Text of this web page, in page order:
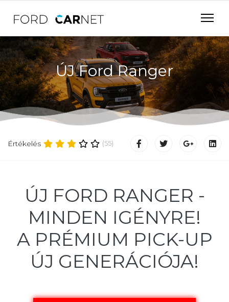
ÚJ Ford Ranger
Értékelés (55)
ÚJ FORD RANGER -
MINDEN IGÉNYRE!
A PRÉMIUM PICK-UP
ÚJ GENERÁCIÓJA!